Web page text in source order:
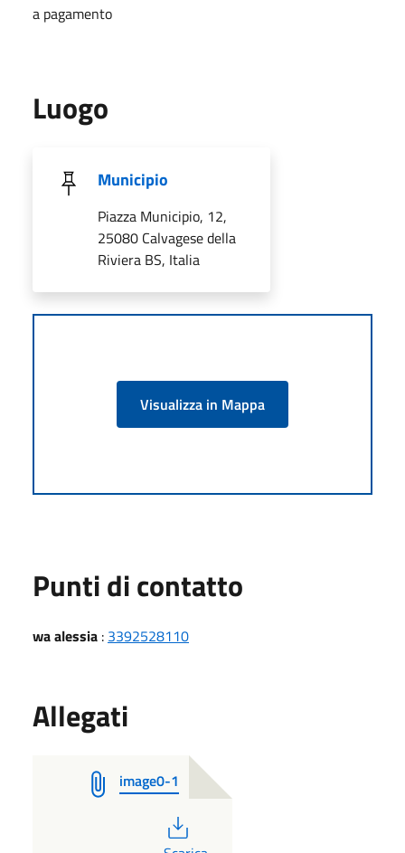
a pagamento
Luogo
Municipio
Piazza Municipio, 12,
25080 Calvagese della
Riviera BS, Italia
Visualizza in Mappa
Punti di contatto
wa alessia : 3392528110
Allegati
image0-1